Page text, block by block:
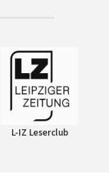
L-IZ Leserclub